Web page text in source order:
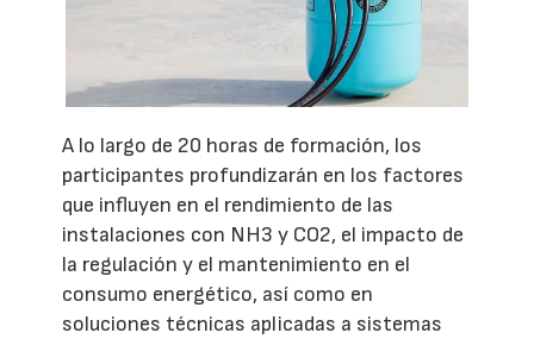
A lo largo de 20 horas de formación, los
participantes profundizarán en los factores
que influyen en el rendimiento de las
instalaciones con NH3 y CO2, el impacto de
la regulación y el mantenimiento en el
consumo energético, así como en
soluciones técnicas aplicadas a sistemas